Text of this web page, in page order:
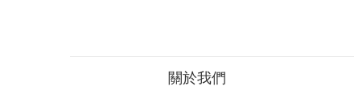
關於我們